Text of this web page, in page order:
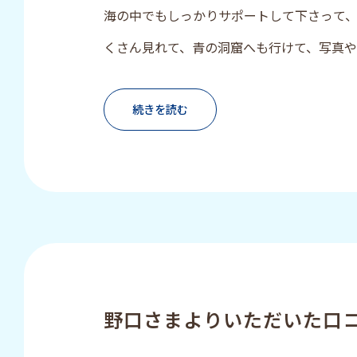
海の中でもしっかりサポートして下さって
くさん見れて、青の洞窟へも行けて、写真
いました！！
続きを読む
野口さまよりいただいた